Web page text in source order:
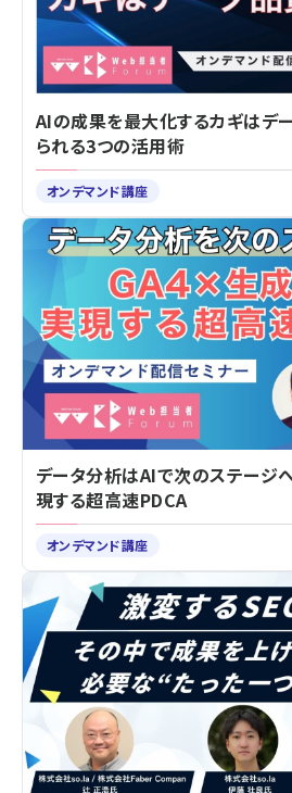
AIの成果を最大化するカギはデ
られる3つの活用術
オンデマンド講座
データ分析はAIで次のステージ
現する超高速PDCA
オンデマンド講座